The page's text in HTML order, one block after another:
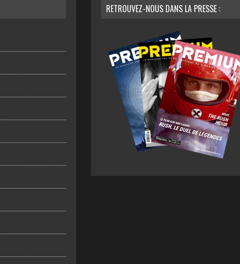
RETROUVEZ-NOUS DANS LA PRESSE :